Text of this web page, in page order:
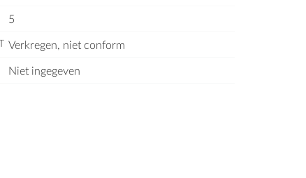
5
Verkregen, niet conform
Niet ingegeven